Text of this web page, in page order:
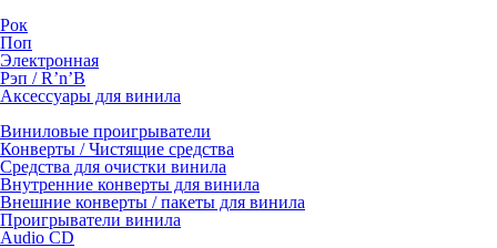
Рок
Поп
Электронная
Рэп / R’n’B
Аксессуары для винила
Виниловые проигрыватели
Конверты / Чистящие средства
Средства для очистки винила
Внутренние конверты для винила
Внешние конверты / пакеты для винила
Проигрыватели винила
Audio CD